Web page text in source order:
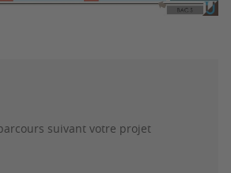
suivant votre projet